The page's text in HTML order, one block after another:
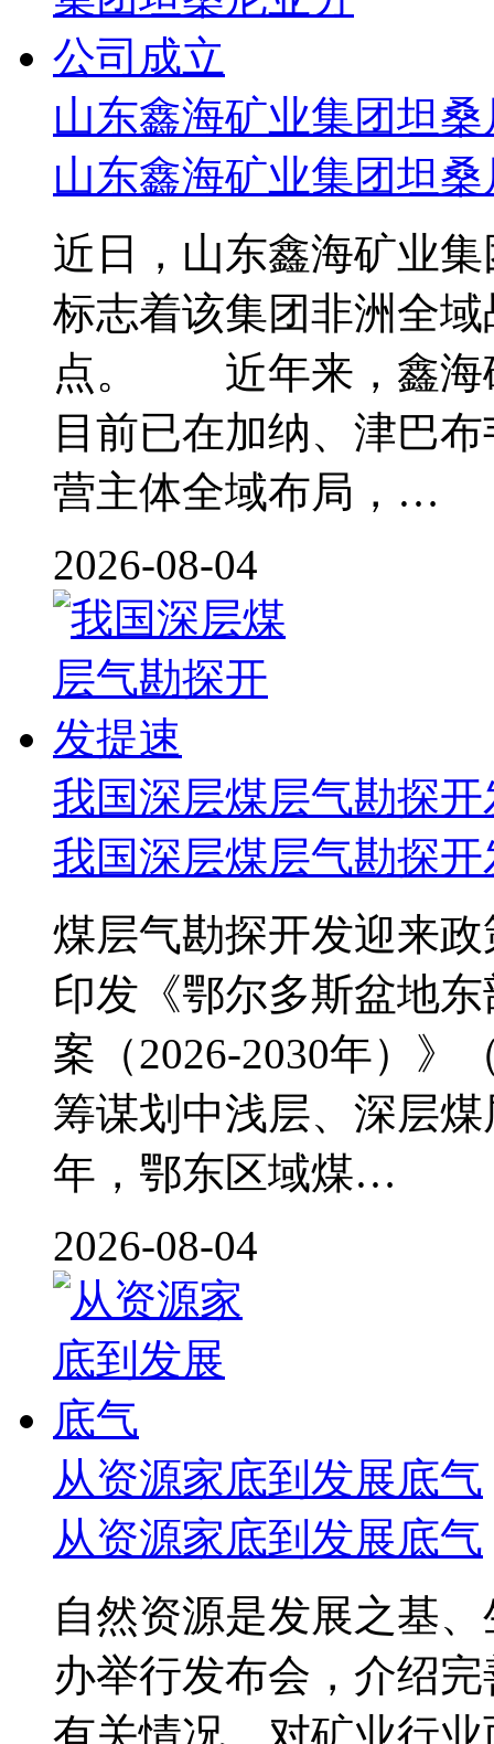
山东鑫海矿业集团坦
山东鑫海矿业集团坦
近日，山东鑫海矿业
标志着该集团非洲全
点。 近年来，鑫海
目前已在加纳、津巴
营主体全域布局，…
2026-08-04
我国深层煤层气勘探
我国深层煤层气勘探
煤层气勘探开发迎来
印发《鄂尔多斯盆地
案（2026-2030年）》
筹谋划中浅层、深层
年，鄂东区域煤…
2026-08-04
从资源家底到发展底气
从资源家底到发展底气
自然资源是发展之基
办举行发布会，介绍